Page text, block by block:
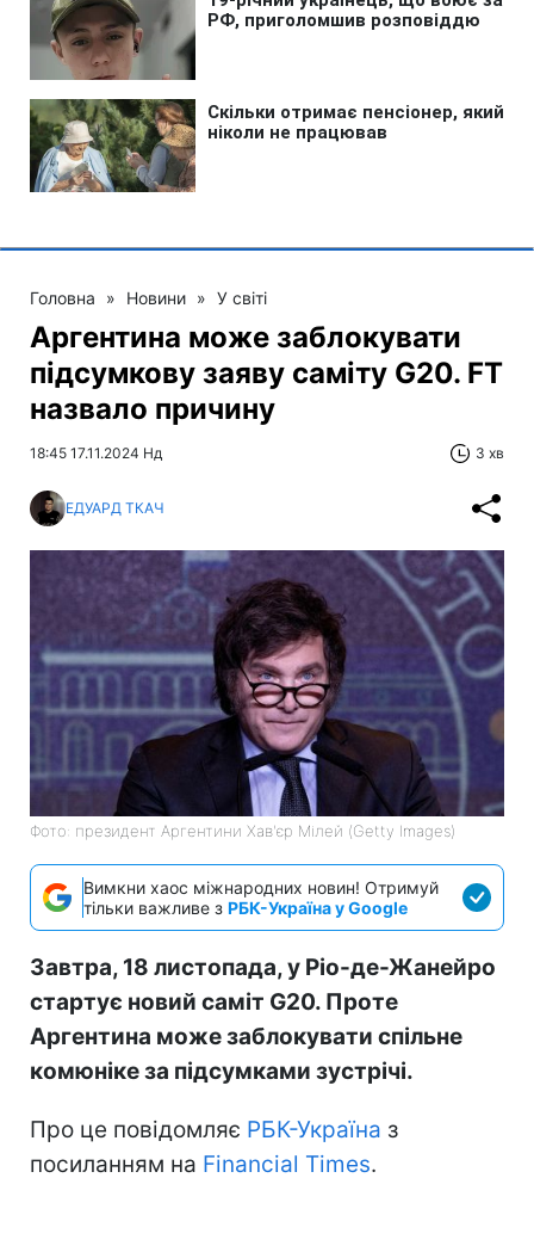
Головна » Новини » У світі
Аргентина може заблокувати
підсумкову заяву саміту G20. FT
назвало причину
18:45 17.11.2024 Нд 3 хв
ЕДУАРД ТКАЧ
Фото: президент Аргентини Хав'єр Мілей (Getty Images)
Вимкни хаос міжнародних новин! Отримуй
тільки важливе з РБК-Україна у Google
Завтра, 18 листопада, у Ріо-де-Жанейро
стартує новий саміт G20. Проте
Аргентина може заблокувати спільне
комюніке за підсумками зустрічі.
Про це повідомляє РБК-Україна з
посиланням на Financial Times.